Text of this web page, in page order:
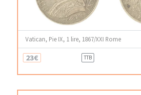
Vatican, Pie IX, 1 lire, 1867/XXI Rome
23€ TTB